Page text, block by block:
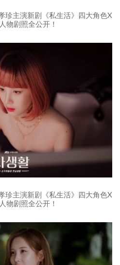
珍主演新剧《私生活》四大角色X
物剧照全公开！
珍主演新剧《私生活》四大角色X
物剧照全公开！